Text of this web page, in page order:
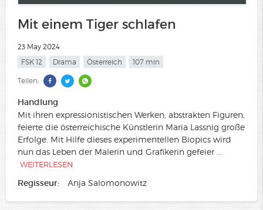
Mit einem Tiger schlafen
23 May 2024
FSK 12
Drama Österreich 107 min
Teilen:
Handlung
Mit ihren expressionistischen Werken, abstrakten Figuren,
feierte die österreichische Künstlerin Maria Lassnig große
Erfolge. Mit Hilfe dieses experimentellen Biopics wird
nun das Leben der Malerin und Grafikerin gefeier ...
WEITERLESEN
Regisseur: Anja Salomonowitz